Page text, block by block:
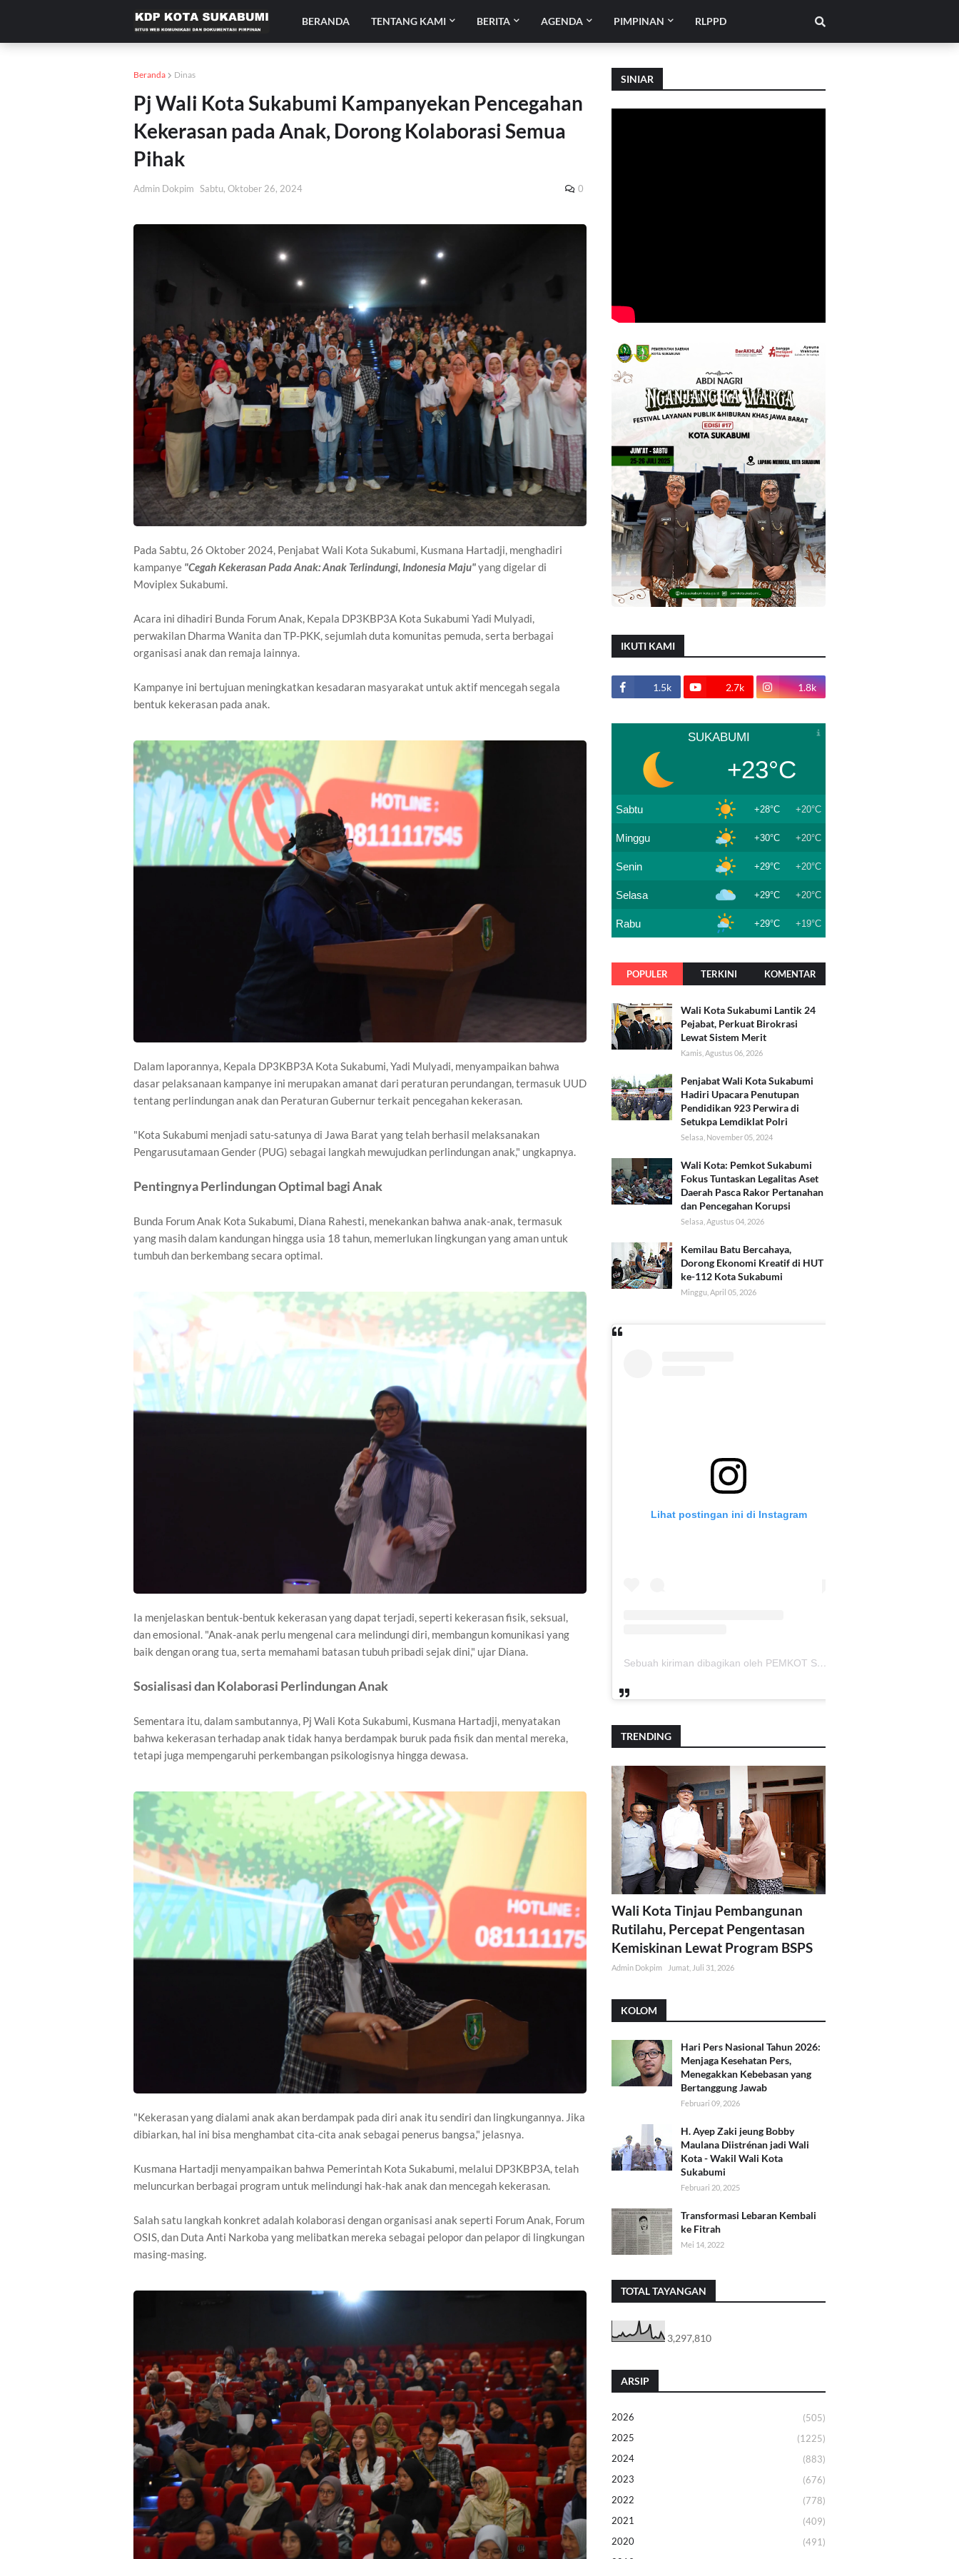
BERANDA TENTANG KAMI BERITA AGENDA PIMPINAN RLPPD
Beranda Dinas
Pj Wali Kota Sukabumi Kampanyekan Pencegahan
Kekerasan pada Anak, Dorong Kolaborasi Semua
Pihak
Admin Dokpim Sabtu, Oktober 26, 2024 0
Pada Sabtu, 26 Oktober 2024, Penjabat Wali Kota Sukabumi, Kusmana Hartadji, menghadiri
kampanye "Cegah Kekerasan Pada Anak: Anak Terlindungi, Indonesia Maju"yang digelar di
Moviplex Sukabumi.
Acara ini dihadiri Bunda Forum Anak, Kepala DP3KBP3A Kota Sukabumi Yadi Mulyadi,
perwakilan Dharma Wanita dan TP-PKK, sejumlah duta komunitas pemuda, serta berbagai
organisasi anak dan remaja lainnya.
Kampanye ini bertujuan meningkatkan kesadaran masyarakat untuk aktif mencegah segala
bentuk kekerasan pada anak.
Dalam laporannya, Kepala DP3KBP3A Kota Sukabumi, Yadi Mulyadi, menyampaikan bahwa
dasar pelaksanaan kampanye ini merupakan amanat dari peraturan perundangan, termasuk UUD
tentang perlindungan anak dan Peraturan Gubernur terkait pencegahan kekerasan.
"Kota Sukabumi menjadi satu-satunya di Jawa Barat yang telah berhasil melaksanakan
Pengarusutamaan Gender (PUG) sebagai langkah mewujudkan perlindungan anak," ungkapnya.
Pentingnya Perlindungan Optimal bagi Anak
Bunda Forum Anak Kota Sukabumi, Diana Rahesti, menekankan bahwa anak-anak, termasuk
yang masih dalam kandungan hingga usia 18 tahun, memerlukan lingkungan yang aman untuk
tumbuh dan berkembang secara optimal.
Ia menjelaskan bentuk-bentuk kekerasan yang dapat terjadi, seperti kekerasan fisik, seksual,
dan emosional. "Anak-anak perlu mengenal cara melindungi diri, membangun komunikasi yang
baik dengan orang tua, serta memahami batasan tubuh pribadi sejak dini," ujar Diana.
Sosialisasi dan Kolaborasi Perlindungan Anak
Sementara itu, dalam sambutannya, Pj Wali Kota Sukabumi, Kusmana Hartadji, menyatakan
bahwa kekerasan terhadap anak tidak hanya berdampak buruk pada fisik dan mental mereka,
tetapi juga mempengaruhi perkembangan psikologisnya hingga dewasa.
"Kekerasan yang dialami anak akan berdampak pada diri anak itu sendiri dan lingkungannya. Jika
dibiarkan, hal ini bisa menghambat cita-cita anak sebagai penerus bangsa," jelasnya.
Kusmana Hartadji menyampaikan bahwa Pemerintah Kota Sukabumi, melalui DP3KBP3A, telah
meluncurkan berbagai program untuk melindungi hak-hak anak dan mencegah kekerasan.
Salah satu langkah konkret adalah kolaborasi dengan organisasi anak seperti Forum Anak, Forum
OSIS, dan Duta Anti Narkoba yang melibatkan mereka sebagai pelopor dan pelapor di lingkungan
masing-masing.
SINIAR
IKUTI KAMI
1.5k 2.7k 1.8k
SUKABUMI
+23°C
Sabtu +28°C +20°C
Minggu +30°C +20°C
Senin +29°C +20°C
Selasa +29°C +20°C
Rabu +29°C +19°C
POPULER TERKINI KOMENTAR
Wali Kota Sukabumi Lantik 24
Pejabat, Perkuat Birokrasi
Lewat Sistem Merit
Kamis, Agustus 06, 2026
Penjabat Wali Kota Sukabumi
Hadiri Upacara Penutupan
Pendidikan 923 Perwira di
Setukpa Lemdiklat Polri
Selasa, November 05, 2024
Wali Kota: Pemkot Sukabumi
Fokus Tuntaskan Legalitas Aset
Daerah Pasca Rakor Pertanahan
dan Pencegahan Korupsi
Selasa, Agustus 04, 2026
Kemilau Batu Bercahaya,
Dorong Ekonomi Kreatif di HUT
ke-112 Kota Sukabumi
Minggu, April 05, 2026
Lihat postingan ini di Instagram
Sebuah kiriman dibagikan oleh PEMKOT SUKABUMI (@pemkotsukabumi_)
TRENDING
Wali Kota Tinjau Pembangunan
Rutilahu, Percepat Pengentasan
Kemiskinan Lewat Program BSPS
Admin Dokpim Jumat, Juli 31, 2026
KOLOM
Hari Pers Nasional Tahun 2026:
Menjaga Kesehatan Pers,
Menegakkan Kebebasan yang
Bertanggung Jawab
Februari 09, 2026
H. Ayep Zaki jeung Bobby
Maulana Diistrénan jadi Wali
Kota - Wakil Wali Kota
Sukabumi
Februari 20, 2025
Transformasi Lebaran Kembali
ke Fitrah
Mei 14, 2022
TOTAL TAYANGAN
3,297,810
ARSIP
2026
(505)
2025
(1225)
2024
(883)
2023
(676)
2022
(778)
2021
(409)
2020
(491)